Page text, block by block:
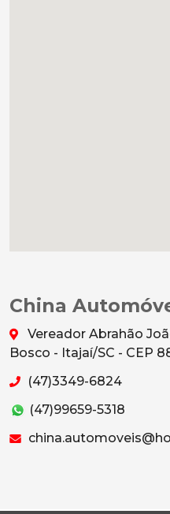
China
Vereador Abrahão
Bosco - Itajaí/SC - CEP
(47)3349-6824
(47)99659-5318